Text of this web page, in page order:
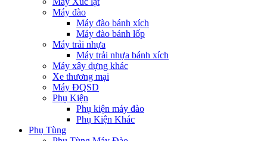
Máy đào
Máy đào bánh xích
Máy đào bánh lốp
Máy trải nhựa
Máy trải nhựa bánh xích
Máy xây dựng khác
Xe thương mại
Máy ĐQSD
Phụ Kiện
Phụ kiện máy đào
Phụ Kiện Khác
Phụ Tùng